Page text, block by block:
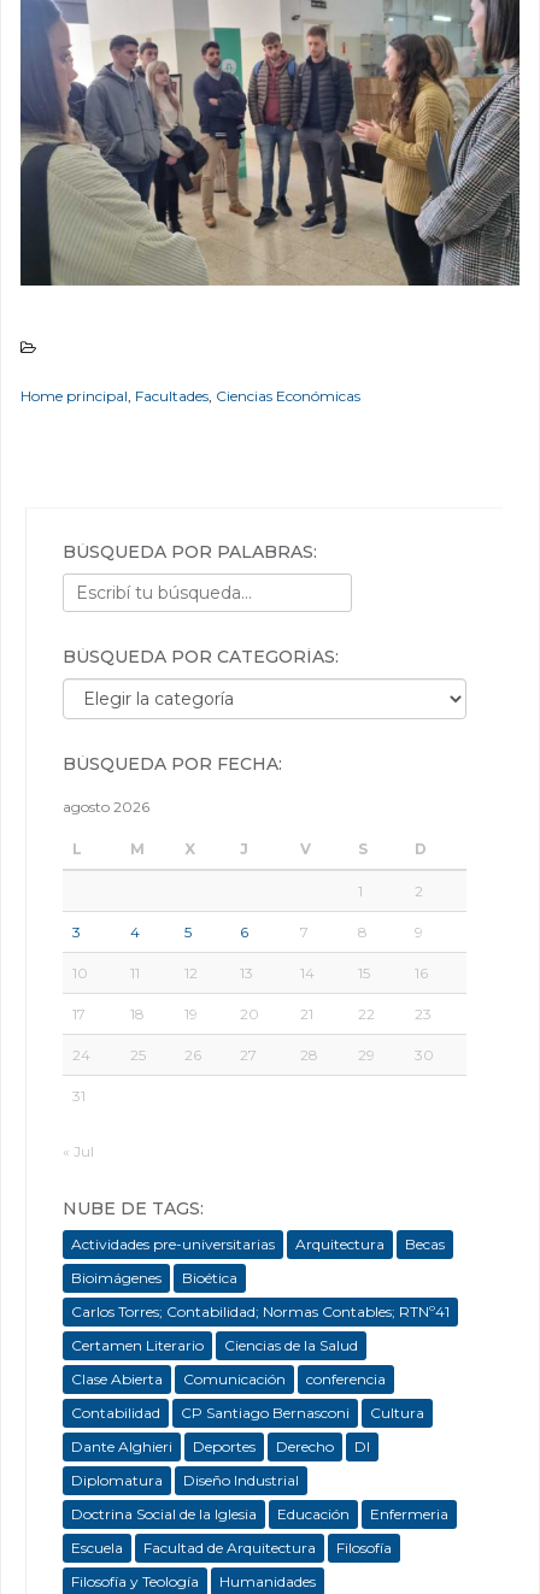
Home principal Facultades Ciencias Económicas
BÚSQUEDA POR PALABRAS:
BÚSQUEDA POR CATEGORÍAS:
Búsqueda por categorías:
BÚSQUEDA POR FECHA:
agosto 2026
L M X J V S D
1 2
3 4 5 6 7 8 9
10 11 12 13 14 15 16
17 18 19 20 21 22 23
24 25 26 27 28 29 30
31
« Jul
NUBE DE TAGS:
Actividades pre-universitarias Arquitectura
Becas
Bioimágenes
Bioética
Carlos Torres; Contabilidad; Normas Contables; RTNº41
Certamen Literario
Ciencias de la Salud
Clase Abierta
Comunicación
conferencia
Contabilidad
CP Santiago Bernasconi
Cultura
Dante Alghieri
Deportes Derecho
DI
Diplomatura
Diseño Industrial
Doctrina Social de la Iglesia
Educación
Enfermeria
Escuela
Facultad de Arquitectura
Filosofía
Filosofía y Teología
Humanidades